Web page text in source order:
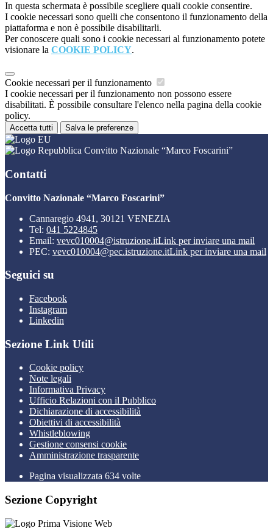
In questa schermata è possibile scegliere quali cookie consentire.
I cookie necessari sono quelli che consentono il funzionamento della
piattaforma e non è possibile disabilitarli.
Per conoscere quali sono i cookie necessari al funzionamento potete
visionare la COOKIE POLICY.
Cookie necessari per il funzionamento
I cookie necessari per il funzionamento non possono essere
disabilitati. È possibile consultare l'elenco nella pagina della cookie
policy.
Accetta tutti Salva le preferenze
Convitto Nazionale “Marco Foscarini”
Contatti
Convitto Nazionale “Marco Foscarini”
Cannaregio 4941, 30121 VENEZIA
Tel: 041 5224845
Email: vevc010004@istruzione.itLink per inviare una mail
PEC: vevc010004@pec.istruzione.itLink per inviare una mail
Seguici su
Facebook
Instagram
Linkedin
Sezione Link Utili
Cookie policy
Note legali
Informativa Privacy
Ufficio Relazioni con il Pubblico
Dichiarazione di accessibilità
Obiettivi di accessibilità
Whistleblowing
Gestione consensi cookie
Amministrazione trasparente
Pagina visualizzata 634 volte
Sezione Copyright